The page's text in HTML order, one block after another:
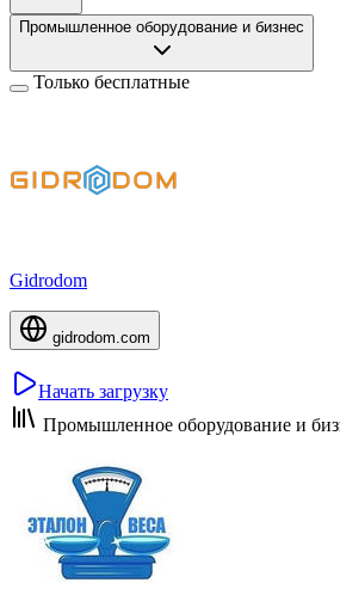
Промышленное оборудование и бизнес
Только бесплатные
Gidrodom
gidrodom.com
Начать загрузку
Промышленное оборудование и